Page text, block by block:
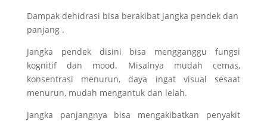
Dampak dehidrasi bisa berakibat jangka pendek dan
panjang .
Jangka pendek disini bisa mengganggu fungsi
kognitif dan mood. Misalnya mudah cemas,
konsentrasi menurun, daya ingat visual sesaat
menurun, mudah mengantuk dan lelah.
Jangka panjangnya bisa mengakibatkan penyakit